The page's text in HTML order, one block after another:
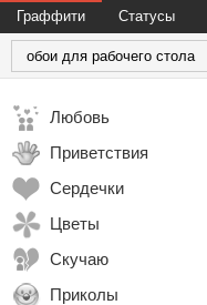
Граффити Статусы
обои для рабочего стола
Любовь
Приветствия
Сердечки
Цветы
Скучаю
Приколы